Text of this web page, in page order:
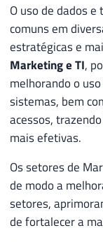
O uso de dados
comuns em
estratégicas e
Marketing e TI,
melhorando o
sistemas, bem
acessos,
mais efetivas.
Os setores de
de modo a
setores,
de fortalecer a